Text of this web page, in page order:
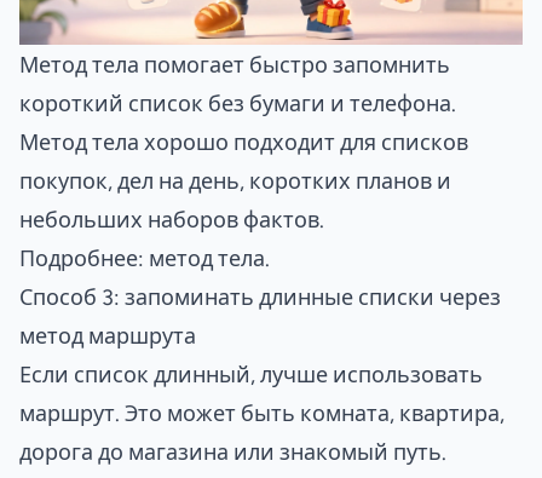
Метод тела помогает быстро запомнить
короткий список без бумаги и телефона.
Метод тела хорошо подходит для списков
покупок, дел на день, коротких планов и
небольших наборов фактов.
Подробнее: метод тела
Способ 3: запоминать длинные списки через
метод маршрута
Если список длинный, лучше использовать
маршрут. Это может быть комната, квартира,
дорога до магазина или знакомый путь.